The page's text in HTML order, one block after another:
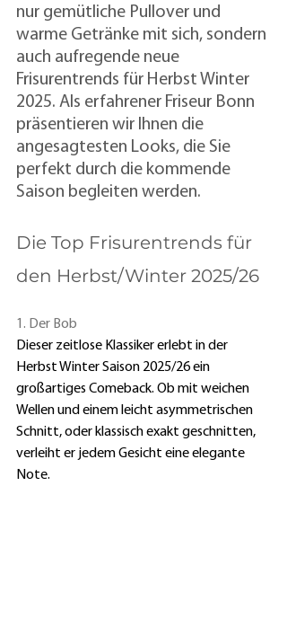
nur gemütliche Pullover und
warme Getränke mit sich, sondern
auch aufregende neue
Frisurentrends für Herbst Winter
2025. Als erfahrener Friseur Bonn
präsentieren wir Ihnen die
angesagtesten Looks, die Sie
perfekt durch die kommende
Saison begleiten werden.
Die Top Frisurentrends für
den Herbst/Winter 2025/26
1. Der Bob
Dieser zeitlose Klassiker erlebt in der
Herbst Winter Saison 2025/26 ein
großartiges Comeback. Ob mit weichen
Wellen und einem leicht asymmetrischen
Schnitt, oder klassisch exakt geschnitten,
verleiht er jedem Gesicht eine elegante
Note.